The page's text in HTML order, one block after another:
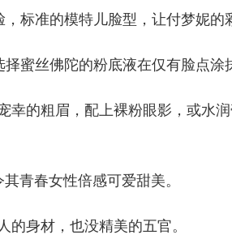
标准的模特儿脸型，让付梦妮的
蜜丝佛陀的粉底液在仅有脸点涂
幸的粗眉，配上裸粉眼影，或水
青春女性倍感可爱甜美。
的身材，也没精美的五官。